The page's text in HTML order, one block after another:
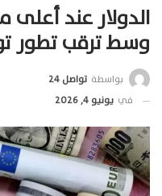
الدولار عند
وسط ترقب تطور
بواسطة تواصل 24
في يونيو 4, 2026